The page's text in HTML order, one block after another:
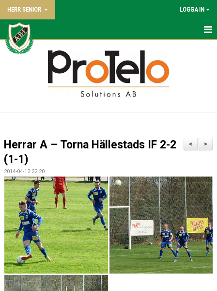
HERR SENIOR LOGGA IN
HEM
DOKUMENT
KONTAKT
MATCHER
>
<
Herrar A – Torna Hällestads IF 2-2
(1-1)
2014-04-12 22:20